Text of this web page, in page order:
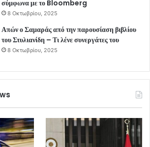
σύμφωνα με το Bloomberg
8 Οκτωβρίου, 2025
Απών ο Σαμαράς από την παρουσίαση βιβλίου
του Στυλιανίδη – Τι λένε συνεργάτες του
8 Οκτωβρίου, 2025